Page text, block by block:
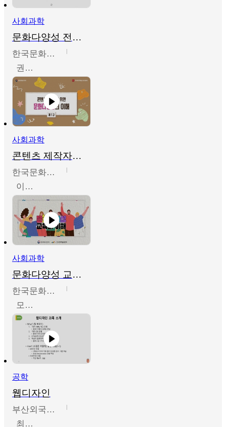
사회과학
문화다양성 전문인력 양성 기본과정 - 문화다양성의 이해
한국문화예술교육진흥원
권숙인 외 8명
사회과학
콘텐츠 제작자를 위한 문화다양성의 이해
한국문화예술교육진흥원
이성민
사회과학
문화다양성 교육의 이해
한국문화예술교육진흥원
모경환,성상환,정문성
공학
웹디자인
부산외국어대학교
최진오